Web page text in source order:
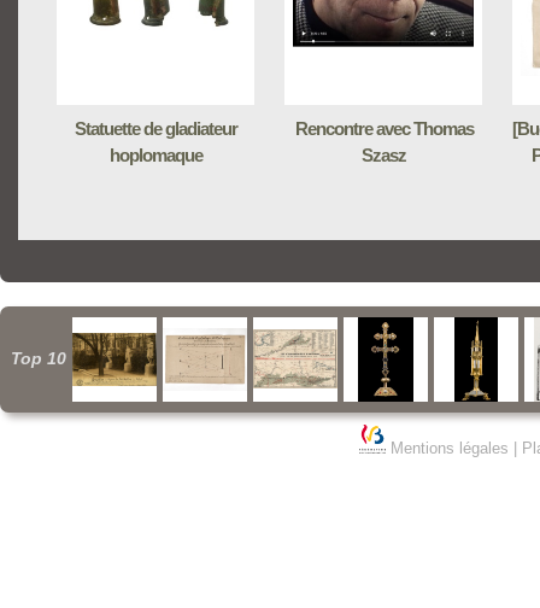
Statuette de gladiateur
hoplomaque
Rencontre avec Thomas
Szasz
Top 10
Mentions légales